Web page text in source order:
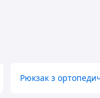
Рюкзак з